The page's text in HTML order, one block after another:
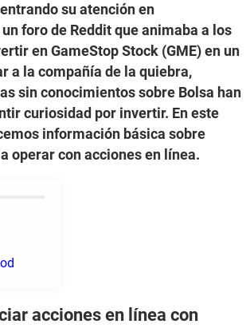
su atención en
foro de Reddit que animaba a los
en GameStop Stock (GME) en un
a la compañía de la quiebra,
sin conocimientos sobre Bolsa han
curiosidad por invertir. En este
información básica sobre
operar con acciones en línea.
acciones en línea con